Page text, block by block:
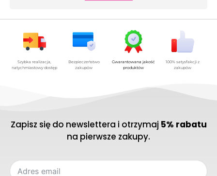
Szybka realizacja,
natychmiastowy dostęp
Bezpieczeństwo
zakupów
Gwarantowana jakość
produktów
100% satysfakcji z
zakupów
Zapisz się do newslettera i otrzymaj 5% rabatu
na pierwsze zakupy.